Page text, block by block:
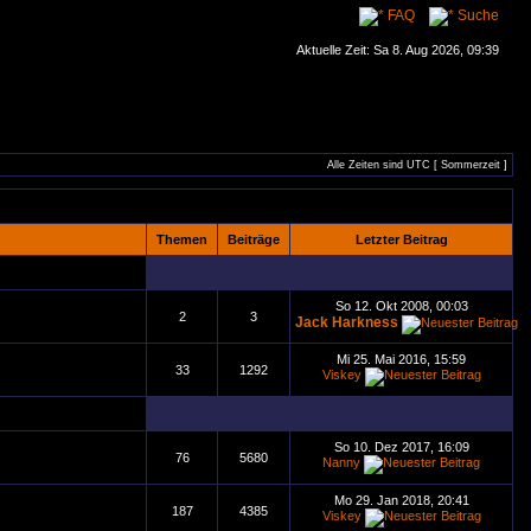
FAQ Suche
Aktuelle Zeit: Sa 8. Aug 2026, 09:39
Alle Zeiten sind UTC [ Sommerzeit ]
Themen Beiträge Letzter Beitrag
2 3
So 12. Okt 2008, 00:03
Jack Harkness
33 1292
Mi 25. Mai 2016, 15:59
Viskey
76 5680
So 10. Dez 2017, 16:09
Nanny
187 4385
Mo 29. Jan 2018, 20:41
Viskey